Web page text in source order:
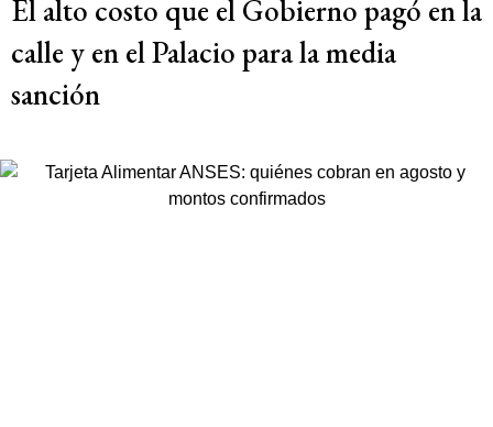
El alto costo que el Gobierno pagó en la
calle y en el Palacio para la media
sanción